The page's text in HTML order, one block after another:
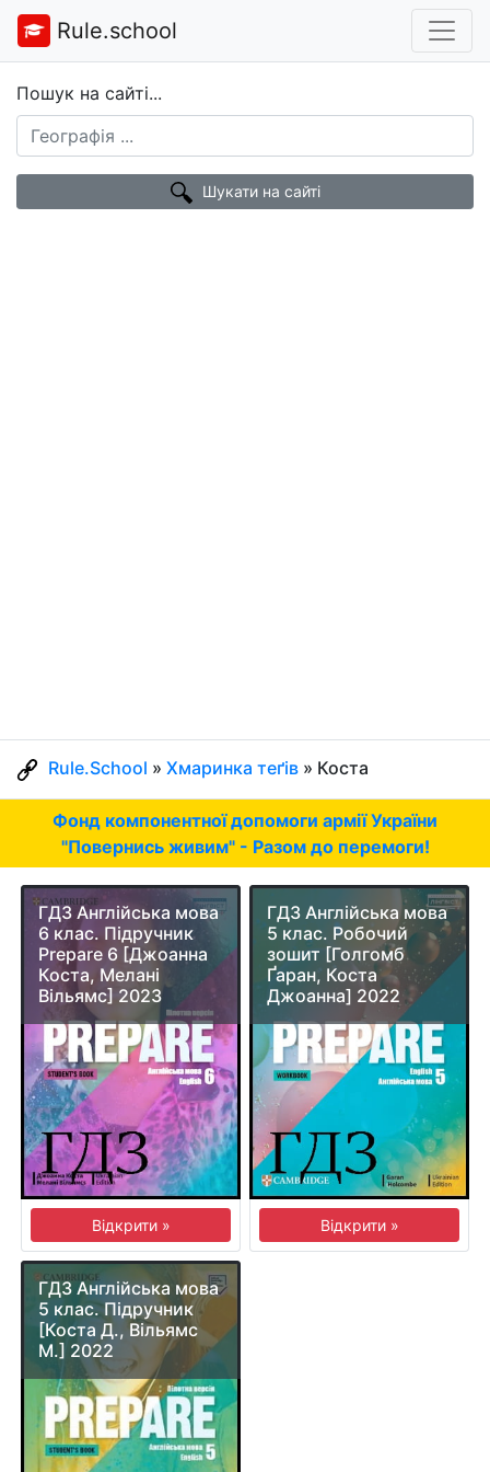
Rule.school
Пошук на сайті...
Шукати на сайті
Rule.School » Хмаринка теґів » Коста
Фонд компонентної допомоги армії України
"Повернись живим" - Разом до перемоги!
ГДЗ Англійська мова
6 клас. Підручник
Prepare 6 [Джоанна
Коста, Мелані
Вільямс] 2023
Відкрити »
ГДЗ Англійська мова
5 клас. Робочий
зошит [Голгомб
Ґаран, Коста
Джоанна] 2022
Відкрити »
ГДЗ Англійська мова
5 клас. Підручник
[Коста Д., Вільямс
М.] 2022